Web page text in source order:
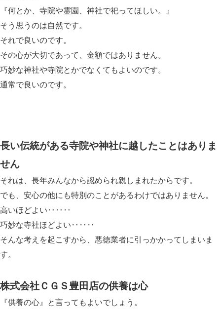
『何とか、寺院や霊園、神社で祀ってほしい。』
そう思うのは自然です。
それで良いのです。
その心が大切であって、金額ではありません。
巧妙な神社や寺院とかでなくてもよいのです。
通常で良いのです。
長い伝統がある寺院や神社に越したことはありま
せん
それは、長年みんなから認められ親しまれたからです。
でも、安心の他にも特別のことがあるわけではありません。
高いほどよい‥‥‥
巧妙な寺社ほどよい‥‥‥
そんな考えを起こすから、悪徳業者に引っかかってしまいま
す。
株式会社ＣＧＳ豊田店の供養は心
『供養の心』と言ってもよいでしょう。